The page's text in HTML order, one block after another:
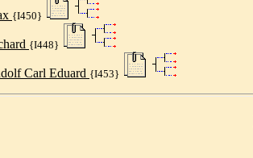
{I450}
{I448}
Carl Eduard {I453}